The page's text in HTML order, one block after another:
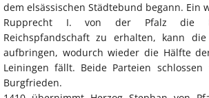
dem elsässischen Städtebund begann. Ein
Rupprecht I. von der Pfalz die
Reichspfandschaft zu erhalten, kann
aufbringen, wodurch wieder die Hälfte
Leiningen fällt. Beide Parteien
Burgfrieden.